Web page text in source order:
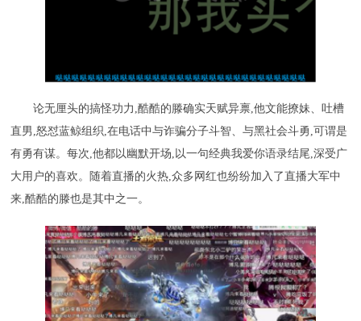
论无厘头的搞怪功力,酷酷的滕确实天赋异禀,他文能撩妹、吐槽
直男,怒怼蓝鲸组织,在电话中与诈骗分子斗智、与黑社会斗勇,可谓是
有勇有谋。每次,他都以幽默开场,以一句经典我爱你语录结尾,深受广
大用户的喜欢。随着直播的火热,众多网红也纷纷加入了直播大军中
来,酷酷的滕也是其中之一。